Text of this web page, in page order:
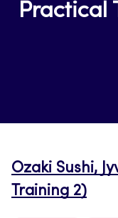
Practical
Ozaki Sushi,
Training 2)